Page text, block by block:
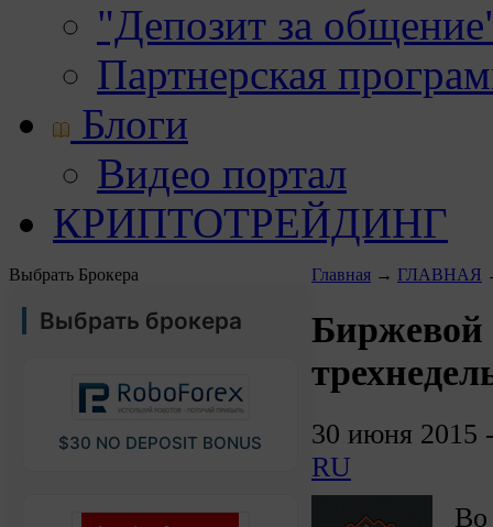
"Депозит за
Партнерская
Блоги
Видео портал
КРИПТОТРЕЙДИНГ
Выбрать Брокера
Выбрать брокера
$30 NO DEPOSIT BONUS
Главная → ГЛАВНАЯ
Биржевой
30 июня 2015
RU
Во